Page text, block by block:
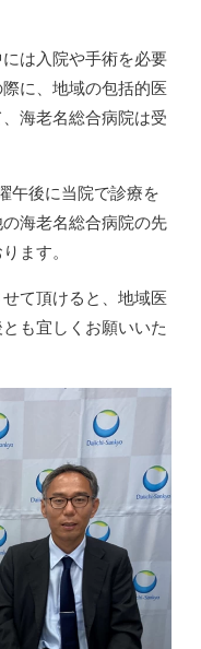
は入院や手術を必要
に、地域の包括的医
海老名総合病院は受
午後に当院で診療を
海老名総合病院の先
ます。
て頂けると、地域医
も宜しくお願いいた